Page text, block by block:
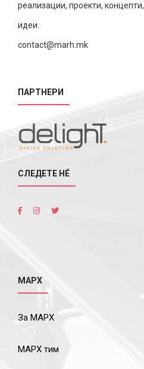
реализации, проекти, концепти,
идеи.
contact@marh.mk
ПАРТНЕРИ
СЛЕДЕТЕ НÉ
МАРХ
За МАРХ
МАРХ тим